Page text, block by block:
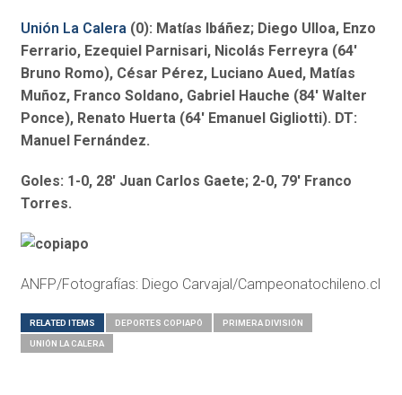
Unión La Calera(0): Matías Ibáñez; Diego Ulloa, Enzo
Ferrario, Ezequiel Parnisari, Nicolás Ferreyra (64′
Bruno Romo), César Pérez, Luciano Aued, Matías
Muñoz, Franco Soldano, Gabriel Hauche (84′ Walter
Ponce), Renato Huerta (64′ Emanuel Gigliotti). DT:
Manuel Fernández.
Goles: 1-0, 28′ Juan Carlos Gaete; 2-0, 79′ Franco
Torres.
ANFP/Fotografías: Diego Carvajal/Campeonatochileno.cl
RELATED ITEMS DEPORTES COPIAPÓ PRIMERA DIVISIÓN
UNIÓN LA CALERA